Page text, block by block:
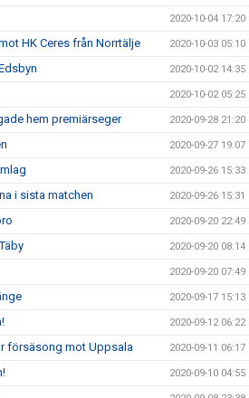
2020-10-04 17:20
HK Ceres från Norrtälje 2020-10-03 05:10
2020-10-02 14:35
2020-10-02 05:25
hem premiärseger 2020-09-28 21:20
2020-09-27 19:07
2020-09-26 15:33
i sista matchen 2020-09-26 15:31
2020-09-20 22:49
2020-09-20 08:14
2020-09-20 07:49
2020-09-17 15:13
2020-09-12 06:22
försäsong mot Uppsala 2020-09-11 06:17
2020-09-10 04:55